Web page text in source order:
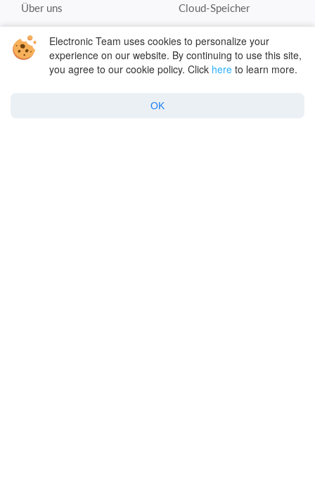
Über uns
Rezensionen & Bewertungen
Blog
Cloud-Speicher
Häufig gestellte Fragen
für Mac
Electronic Team uses cookies to personalize your
experience on our website. By continuing to use this site,
you agree to our cookie policy. Click here to learn more.
OK